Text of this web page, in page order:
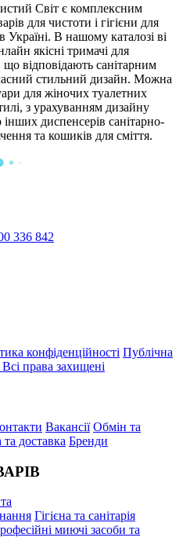
Світ є комплексним
для чистоти і гігієни для
Україні. В нашому каталозі ві
якісні тримачі для
що відповідають санітарним
стильний дизайн. Можна
для жіночих туалетних
з урахуванням дизайну
інших диспенсерів санітарно-
та кошиків для сміття.
336 842
конфіденційності Публічна
права захищені
Вакансії Обмін та
доставка Бренди
Гігієна та санітарія
миючі засоби та